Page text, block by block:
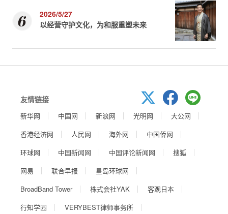
2026/5/27
以经营守护文化，为和服重塑未来
友情链接
新华网 中国网 新浪网 光明网
大公网
香港经济网
人民网 海外网
中国侨网
环球网
中国新闻网 中国评论新闻网
搜狐
网易
联合早报
星岛环球网
BroadBand Tower
株式会社YAK
客观日本
行知学园
VERYBEST律师事务所